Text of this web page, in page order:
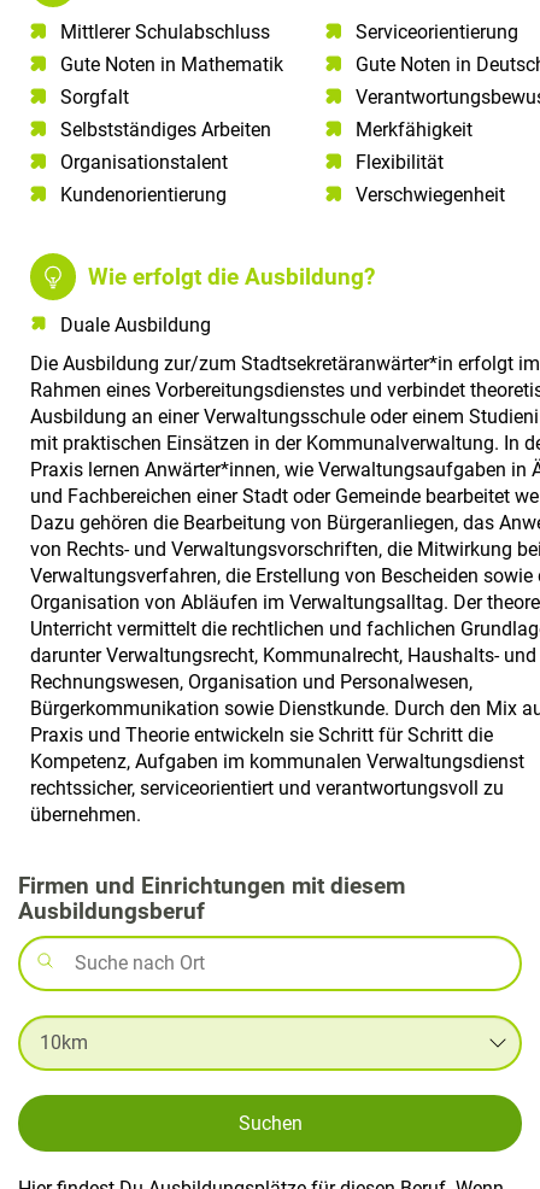
Mittlerer Schulabschluss​
Gute Noten in Mathematik​
Sorgfalt​
Selbstständiges Arbeiten​
Organisationstalent​
Kundenorientierung​
Serviceorientierung​
Gute Noten in
Merkfähigkeit
Flexibilität
Verschwiegenheit
Wie erfolgt die Ausbildung?
Duale Ausbildung
Die Ausbildung zur/zum Stadtsekretäranwärter*in erfolgt im
Rahmen eines Vorbereitungsdienstes und verbindet
Ausbildung an einer Verwaltungsschule oder einem
mit praktischen Einsätzen in der Kommunalverwaltung. In
Praxis lernen Anwärter*innen, wie Verwaltungsaufgaben in
und Fachbereichen einer Stadt oder Gemeinde bearbeitet
Dazu gehören die Bearbeitung von Bürgeranliegen, das
von Rechts- und Verwaltungsvorschriften, die Mitwirkung
Verwaltungsverfahren, die Erstellung von Bescheiden sowie
Organisation von Abläufen im Verwaltungsalltag. Der
Unterricht vermittelt die rechtlichen und fachlichen
darunter Verwaltungsrecht, Kommunalrecht, Haushalts- und
Rechnungswesen, Organisation und Personalwesen,
Bürgerkommunikation sowie Dienstkunde. Durch den Mix
Praxis und Theorie entwickeln sie Schritt für Schritt die
Kompetenz, Aufgaben im kommunalen Verwaltungsdienst
rechtssicher, serviceorientiert und verantwortungsvoll zu
übernehmen.
Firmen und Einrichtungen mit diesem
Ausbildungsberuf
Suchen